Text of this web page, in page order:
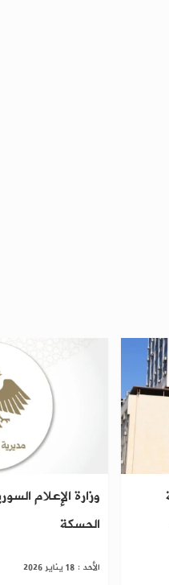
وزارة الإعلام
الحسكة
الأحد : 18 يناير 2026